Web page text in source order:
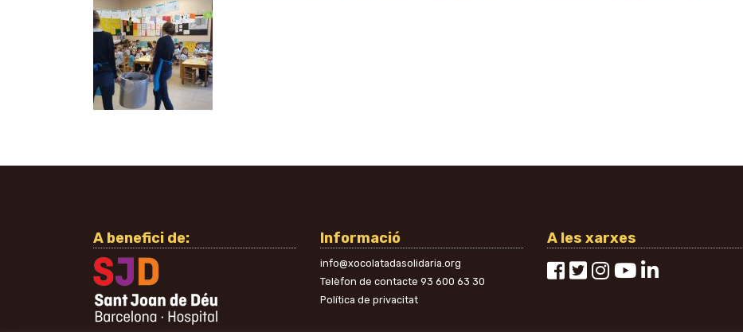
A benefici de: Informació
info@xocolatadasolidaria.org
Telèfon de contacte 93 600 63 30
Política de privacitat
A les xarxes